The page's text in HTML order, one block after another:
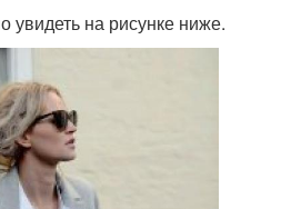
увидеть на рисунке ниже.